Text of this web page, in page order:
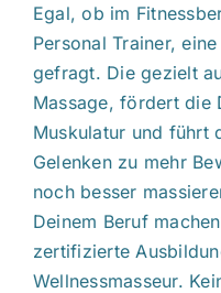
Egal, ob im
Personal Trainer,
gefragt. Die gezielt
Massage, fördert die
Muskulatur und führt
Gelenken zu mehr
noch besser
Deinem Beruf
zertifizierte
Wellnessmasseur.